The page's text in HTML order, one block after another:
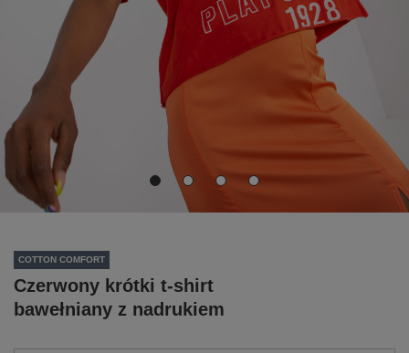
COTTON COMFORT
Czerwony krótki t-shirt
bawełniany z nadrukiem